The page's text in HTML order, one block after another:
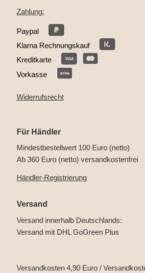
Zahlung:
Paypal
Klarna Rechnungskauf
Kreditkarte
Vorkasse
Widerrufsrecht
Für Händler
Mindestbestellwert 100 Euro (netto)
Ab 360 Euro (netto) versandkostenfrei
Händler-Registrierung
Versand
Versand innerhalb Deutschlands:
Versand mit DHL GoGreen Plus
Versandkosten 4,90 Euro /